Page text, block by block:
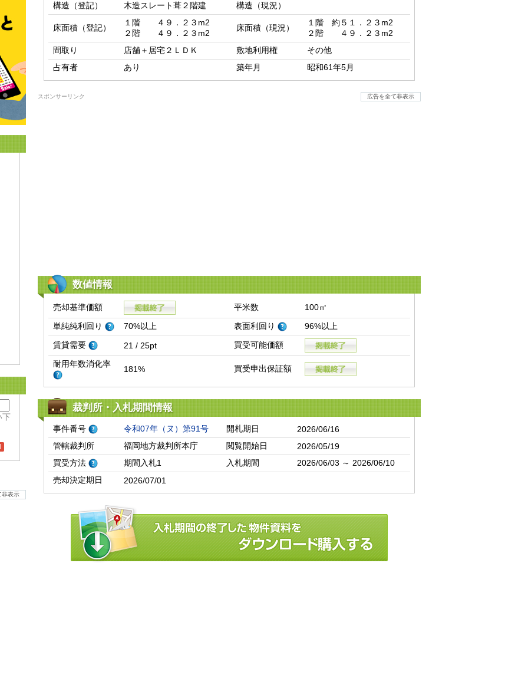
下
非表示
構造（登記）
木造スレート葺２階建 構造（現況）
床面積（登記）
１階　　４９．２３m2
２階　　４９．２３m2
床面積（現況）
１階　約５１．２３m2
２階　　４９．２３m2
間取り
店舗＋居宅２ＬＤＫ 敷地利用権
その他
占有者
あり 築年月 昭和61年5月
スポンサーリンク 広告を全て非表示
数値情報
売却基準価額 平米数
100㎡
単純純利回り
70%以上 表面利回り
96%以上
賃貸需要
21 / 25pt
買受可能価額
耐用年数消化率
181% 買受申出保証額
裁判所・入札期間情報
事件番号 令和07年（ヌ）第91号 開札期日
2026/06/16
管轄裁判所
福岡地方裁判所本庁 閲覧開始日
2026/05/19
買受方法
期間入札1 入札期間
2026/06/03 ～ 2026/06/10
売却決定期日
2026/07/01